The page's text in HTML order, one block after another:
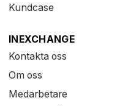
Kundcase
INEXCHANGE
Kontakta oss
Om oss
Medarbetare